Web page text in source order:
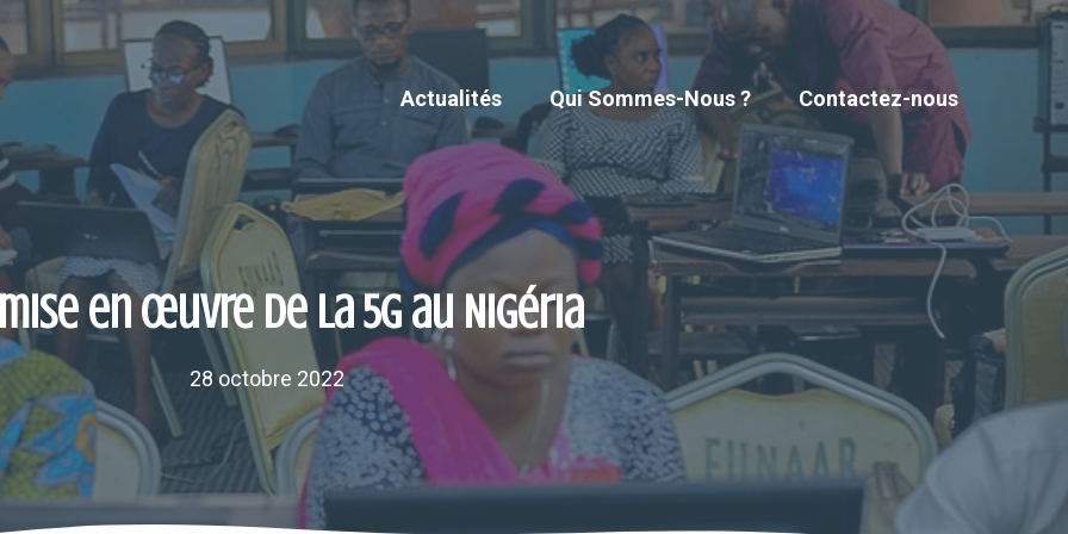
Actualités Qui Sommes-Nous ? Contactez-nous
en œuvre de la 5G au Nigéria
28 octobre 2022